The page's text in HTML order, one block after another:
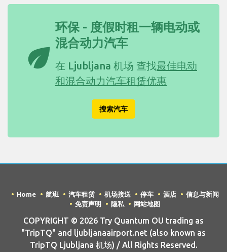
eco
环保 - 度假时租一辆电动或
混合动力汽车
在 Ljubljana 机场 查找最佳电动
和混合动力汽车租赁优惠
搜索汽车
Home 航班 汽车租赁 机场接送 停车 酒店
信息与新闻
免责声明
隐私 网站地图
COPYRIGHT © 2026 Try Quantum OU trading as
"TripTQ" and ljubljanaairport.net (also known as
TripTQ Ljubljana 机场) / All Rights Reserved.